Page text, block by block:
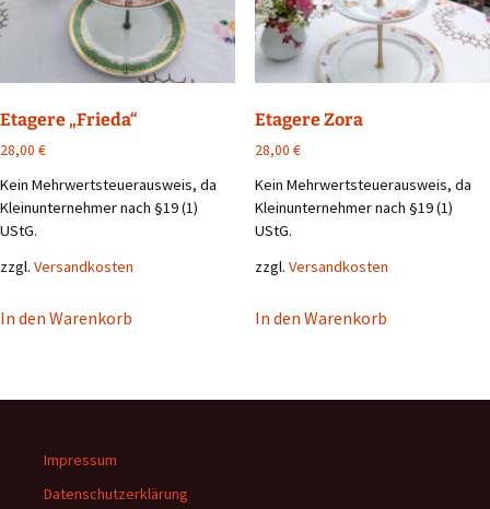
Etagere „Frieda“
28,00 €
Kein Mehrwertsteuerausweis, da
Kleinunternehmer nach §19 (1)
UStG.
zzgl. Versandkosten
In den Warenkorb
Etagere Zora
28,00 €
Kein Mehrwertsteuerausweis, da
Kleinunternehmer nach §19 (1)
UStG.
zzgl. Versandkosten
In den Warenkorb
Impressum
Datenschutzerklärung